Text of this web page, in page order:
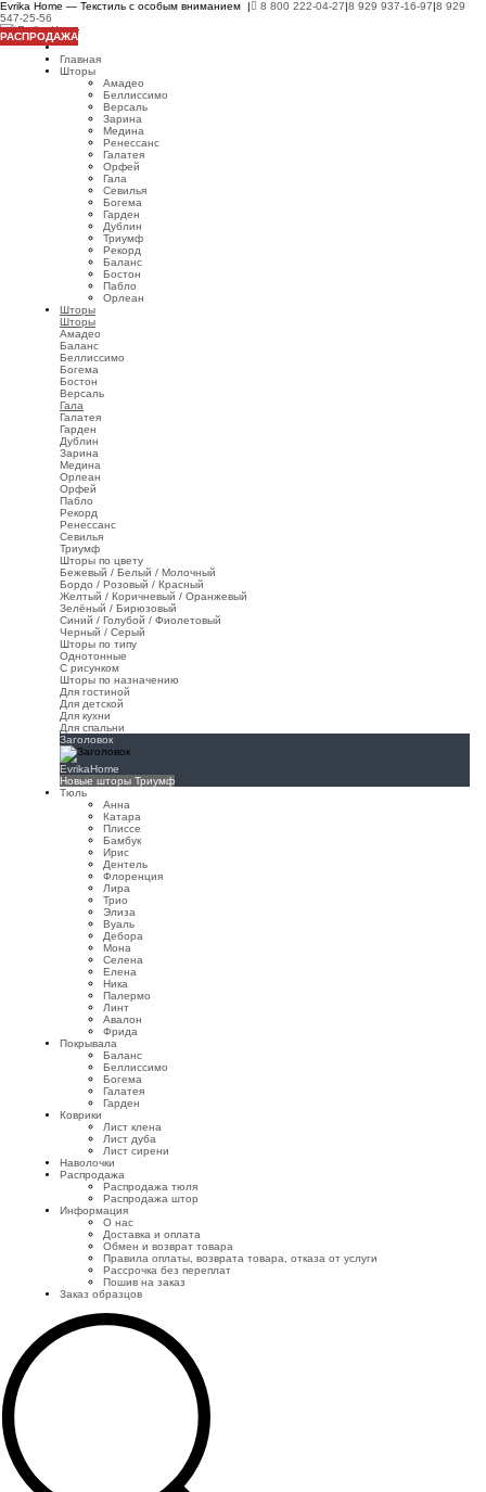
Evrika Home — Текстиль с особым вниманием | 8 800 222-04-27|8 929 937-16-97|8 929
547-25-56
Главная
Шторы
Амадео
Беллиссимо
Версаль
Зарина
Медина
Ренессанс
Галатея
Орфей
Гала
Севилья
Богема
Гарден
Дублин
Триумф
Рекорд
Баланс
Бостон
Пабло
Орлеан
Шторы
Шторы
Амадео
Баланс
Беллиссимо
Богема
Бостон
Версаль
Гала
Галатея
Гарден
Дублин
Зарина
Медина
Орлеан
Орфей
Пабло
Рекорд
Ренессанс
Севилья
Триумф
Шторы по цвету
Бежевый / Белый / Молочный
Бордо / Розовый / Красный
Желтый / Коричневый / Оранжевый
Зелёный / Бирюзовый
Синий / Голубой / Фиолетовый
Черный / Серый
Шторы по типу
Однотонные
С рисунком
Шторы по назначению
Для гостиной
Для детской
Для кухни
Для спальни
Заголовок
EvrikaHome
Новые шторы Триумф
Тюль
Анна
Катара
Плиссе
Бамбук
Ирис
Дентель
Флоренция
Лира
Трио
Элиза
Вуаль
Дебора
Мона
Селена
Елена
Ника
Палермо
Линт
Авалон
Фрида
Покрывала
Баланс
Беллиссимо
Богема
Галатея
Гарден
Коврики
Лист клена
Лист дуба
Лист сирени
Наволочки
Распродажа
Распродажа тюля
Распродажа штор
Информация
О нас
Доставка и оплата
Обмен и возврат товара
Правила оплаты, возврата товара, отказа от услуги
Рассрочка без переплат
Пошив на заказ
Заказ образцов
РАСПРОДАЖА